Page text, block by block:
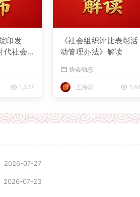
印发
代社会
1,377
《社会组织评比表彰活
动管理办法》解读
协会动态
王海涛
2026-07-27
2026-07-23